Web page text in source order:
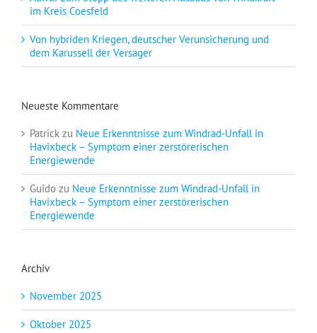
im Kreis Coesfeld
Von hybriden Kriegen, deutscher Verunsicherung und
dem Karussell der Versager
Neueste Kommentare
Patrick zu Neue Erkenntnisse zum Windrad-Unfall in
Havixbeck – Symptom einer zerstörerischen
Energiewende
Guido zu Neue Erkenntnisse zum Windrad-Unfall in
Havixbeck – Symptom einer zerstörerischen
Energiewende
Archiv
November 2025
Oktober 2025